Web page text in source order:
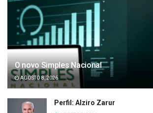
O novo Simples Nacional
AGOSTO 8, 2026
Perfil: Alziro Zarur